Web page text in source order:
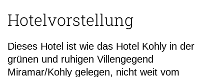
Hotelvorstellung
Dieses Hotel ist wie das Hotel Kohly in der
grünen und ruhigen Villengegend
Miramar/Kohly gelegen, nicht weit vom